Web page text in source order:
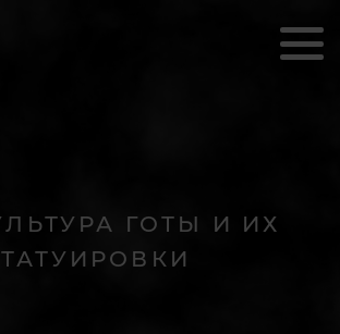
ГОТЫ И ИХ
ТАТУИРОВКИ